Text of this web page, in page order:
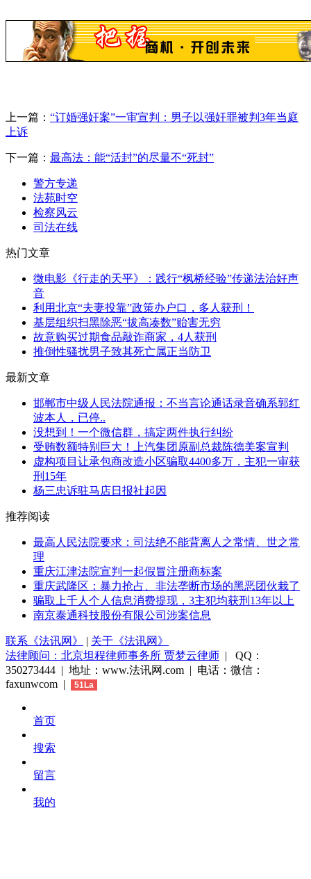
上一篇： “订婚强奸案”一审宣判：男子以强奸罪被判3年当庭
上诉
下一篇： 最高法：能“活封”的尽量不“死封”
警方专递
法苑时空
检察风云
司法在线
热门文章
微电影《行走的天平》：践行“枫桥经验”传递法治好声
音
利用北京“夫妻投靠”政策办户口，多人获刑！
基层组织扫黑除恶“拔高凑数”贻害无穷
故意购买过期食品敲诈商家，4人获刑
推倒性骚扰男子致其死亡属正当防卫
最新文章
邯郸市中级人民法院通报：不当言论通话录音确系郭红
波本人，已停..
没想到！一个微信群，搞定两件执行纠纷
受贿数额特别巨大！上汽集团原副总裁陈德美案宣判
虚构项目让承包商改造小区骗取4400多万，主犯一审获
刑15年
杨三忠诉驻马店日报社起因
推荐阅读
最高人民法院要求：司法绝不能背离人之常情、世之常
理
重庆江津法院宣判一起假冒注册商标案
重庆武隆区：暴力抢占、非法垄断市场的黑恶团伙栽了
骗取上千人个人信息消费提现，3主犯均获刑13年以上
南京泰通科技股份有限公司涉案信息
联系《法讯网》 | 关于《法讯网》
法律顾问：北京坦程律师事务所 贾梦云律师 | QQ：
350273444 | 地址：www.法讯网.com | 电话：微信：
faxunwcom |
51La
首页
搜索
留言
我的